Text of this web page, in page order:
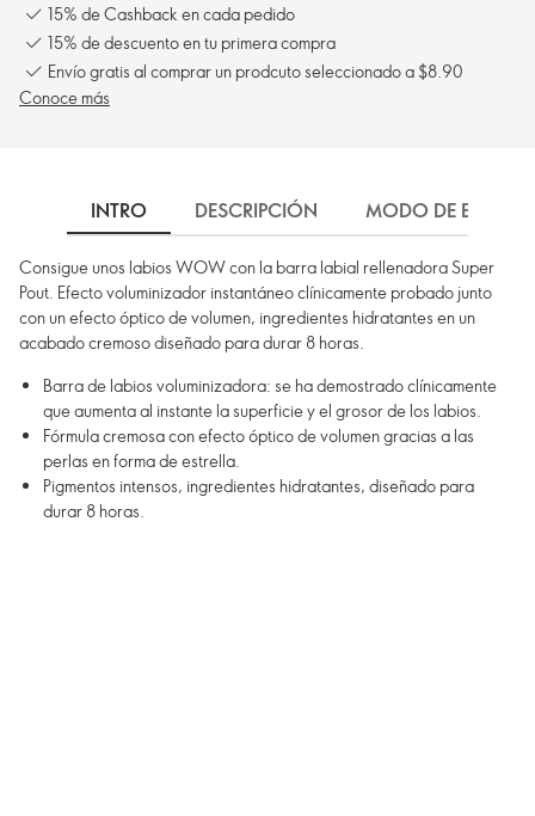
15% de Cashback en cada pedido
15% de descuento en tu primera compra
Envío gratis al comprar un prodcuto seleccionado a $8.90
Conoce más
INTRO DESCRIPCIÓN MODO DE EMPLEO
Consigue unos labios WOW con la barra labial rellenadora Super
Pout. Efecto voluminizador instantáneo clínicamente probado junto
con un efecto óptico de volumen, ingredientes hidratantes en un
acabado cremoso diseñado para durar 8 horas.
Barra de labios voluminizadora: se ha demostrado clínicamente
que aumenta al instante la superficie y el grosor de los labios.
Fórmula cremosa con efecto óptico de volumen gracias a las
perlas en forma de estrella.
Pigmentos intensos, ingredientes hidratantes, diseñado para
durar 8 horas.